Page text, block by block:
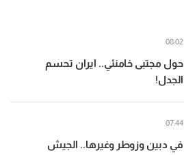
حول مجتبى خامنئي.. ايران تحسم
الجدل!
08:02
في دبين وزوطر وغيرها.. الجيش
07:44